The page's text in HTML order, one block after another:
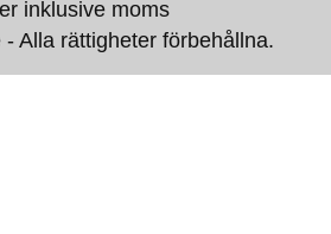
inklusive moms
Alla rättigheter förbehållna.